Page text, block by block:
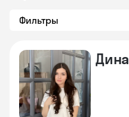
Фильтры
Дина